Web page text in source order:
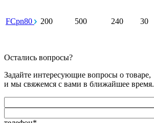
FCpn80 200 500 240 30
Остались вопросы?
Задайте интересующие вопросы о товаре,
и мы свяжемся с вами в ближайшее время.